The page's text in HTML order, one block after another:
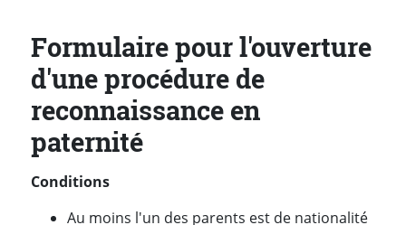
Formulaire pour l'ouverture
d'une procédure de
reconnaissance en
paternité
Conditions
Au moins l'un des parents est de nationalité